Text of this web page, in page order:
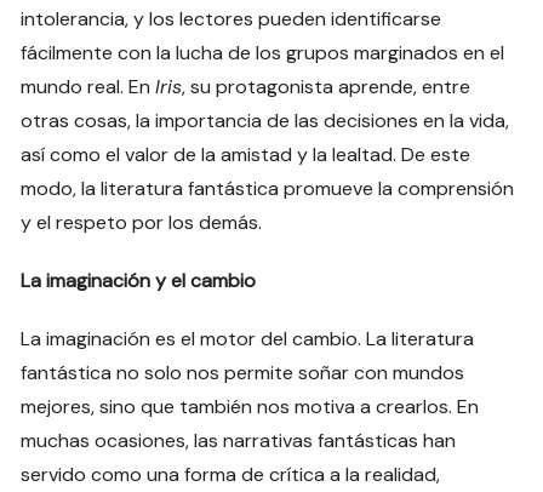
intolerancia, y los lectores pueden identificarse
fácilmente con la lucha de los grupos marginados en el
mundo real. EnIris, su protagonista aprende, entre
otras cosas, la importancia de las decisiones en la vida,
así como el valor de la amistad y la lealtad. De este
modo, la literatura fantástica promueve la comprensión
y el respeto por los demás.
La imaginación y el cambio
La imaginación es el motor del cambio. La literatura
fantástica no solo nos permite soñar con mundos
mejores, sino que también nos motiva a crearlos. En
muchas ocasiones, las narrativas fantásticas han
servido como una forma de crítica a la realidad,